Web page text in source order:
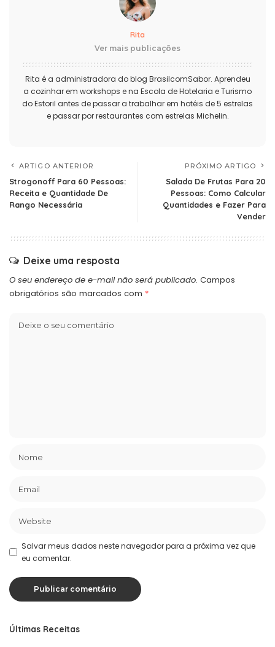
Rita
Ver mais publicações
Rita é a administradora do blog BrasilcomSabor. Aprendeu
a cozinhar em workshops e na Escola de Hotelaria e Turismo
do Estoril antes de passar a trabalhar em hotéis de 5 estrelas
e passar por restaurantes com estrelas Michelin.
ARTIGO ANTERIOR
Strogonoff Para 60 Pessoas:
Receita e Quantidade De
Rango Necessária
PRÓXIMO ARTIGO
Salada De Frutas Para 20
Pessoas: Como Calcular
Quantidades e Fazer Para
Vender
Deixe uma resposta
O seu endereço de e-mail não será publicado. Campos
obrigatórios são marcados com *
Salvar meus dados neste navegador para a próxima vez que
eu comentar.
Últimas Receitas